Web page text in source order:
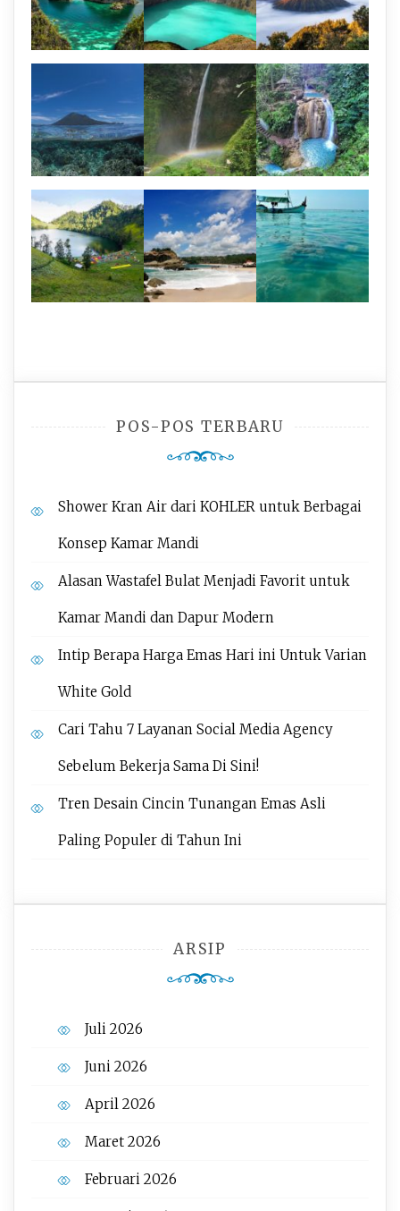
POS-POS TERBARU
Shower Kran Air dari KOHLER untuk Berbagai
Konsep Kamar Mandi
Alasan Wastafel Bulat Menjadi Favorit untuk
Kamar Mandi dan Dapur Modern
Intip Berapa Harga Emas Hari ini Untuk Varian
White Gold
Cari Tahu 7 Layanan Social Media Agency
Sebelum Bekerja Sama Di Sini!
Tren Desain Cincin Tunangan Emas Asli
Paling Populer di Tahun Ini
ARSIP
Juli 2026
Juni 2026
April 2026
Maret 2026
Februari 2026